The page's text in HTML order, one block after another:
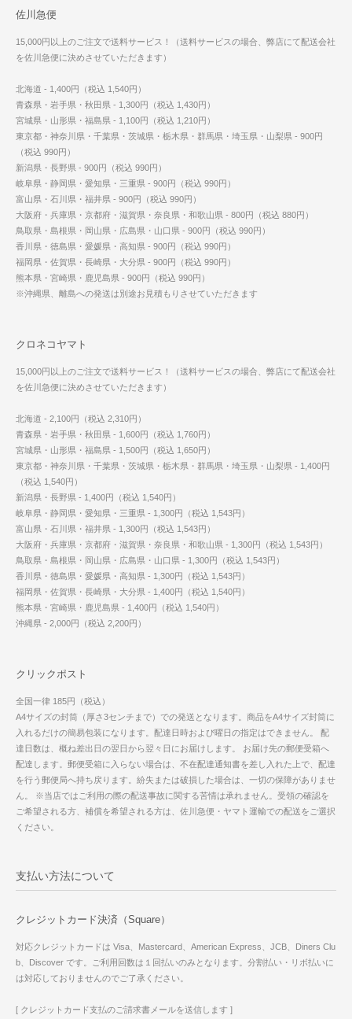
佐川急便
15,000円以上のご注文で送料サービス！（送料サービスの場合、弊店にて配送会社
を佐川急便に決めさせていただきます）
北海道 - 1,400円（税込 1,540円）
青森県・岩手県・秋田県 - 1,300円（税込 1,430円）
宮城県・山形県・福島県 - 1,100円（税込 1,210円）
東京都・神奈川県・千葉県・茨城県・栃木県・群馬県・埼玉県・山梨県 - 900円
（税込 990円）
新潟県・長野県 - 900円（税込 990円）
岐阜県・静岡県・愛知県・三重県 - 900円（税込 990円）
富山県・石川県・福井県 - 900円（税込 990円）
大阪府・兵庫県・京都府・滋賀県・奈良県・和歌山県 - 800円（税込 880円）
鳥取県・島根県・岡山県・広島県・山口県 - 900円（税込 990円）
香川県・徳島県・愛媛県・高知県 - 900円（税込 990円）
福岡県・佐賀県・長崎県・大分県 - 900円（税込 990円）
熊本県・宮崎県・鹿児島県 - 900円（税込 990円）
※沖縄県、離島への発送は別途お見積もりさせていただきます
クロネコヤマト
15,000円以上のご注文で送料サービス！（送料サービスの場合、弊店にて配送会社
を佐川急便に決めさせていただきます）
北海道 - 2,100円（税込 2,310円）
青森県・岩手県・秋田県 - 1,600円（税込 1,760円）
宮城県・山形県・福島県 - 1,500円（税込 1,650円）
東京都・神奈川県・千葉県・茨城県・栃木県・群馬県・埼玉県・山梨県 - 1,400円
（税込 1,540円）
新潟県・長野県 - 1,400円（税込 1,540円）
岐阜県・静岡県・愛知県・三重県 - 1,300円（税込 1,543円）
富山県・石川県・福井県 - 1,300円（税込 1,543円）
大阪府・兵庫県・京都府・滋賀県・奈良県・和歌山県 - 1,300円（税込 1,543円）
鳥取県・島根県・岡山県・広島県・山口県 - 1,300円（税込 1,543円）
香川県・徳島県・愛媛県・高知県 - 1,300円（税込 1,543円）
福岡県・佐賀県・長崎県・大分県 - 1,400円（税込 1,540円）
熊本県・宮崎県・鹿児島県 - 1,400円（税込 1,540円）
沖縄県 - 2,000円（税込 2,200円）
クリックポスト
全国一律 185円（税込）
A4サイズの封筒（厚さ3センチまで）での発送となります。商品をA4サイズ封筒に
入れるだけの簡易包装になります。配達日時および曜日の指定はできません。 配
達日数は、概ね差出日の翌日から翌々日にお届けします。 お届け先の郵便受箱へ
配達します。郵便受箱に入らない場合は、不在配達通知書を差し入れた上で、配達
を行う郵便局へ持ち戻ります。紛失または破損した場合は、一切の保障がありませ
ん。 ※当店ではご利用の際の配送事故に関する苦情は承れません。受領の確認を
ご希望される方、補償を希望される方は、佐川急便・ヤマト運輸での配送をご選択
ください。
支払い方法について
クレジットカード決済（Square）
対応クレジットカードは Visa、Mastercard、American Express、JCB、Diners Clu
b、Discover です。ご利用回数は１回払いのみとなります。分割払い・リボ払いに
は対応しておりませんのでご了承ください。
[ クレジットカード支払のご請求書メールを送信します ]